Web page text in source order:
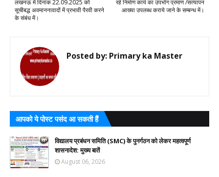
रहे निर्माण कार्य का उपभोग प्रमाण /सत्यापन
आख्या उपलब्ध कराये जाने के सम्बन्ध में।
लखनऊ में दिनांक 22.09.2025 को
सूचीबद्ध अवमाननावादों में प्रभावी पैरवी करने
के संबंध में।
Posted by: Primary ka Master
आपको ये पोस्ट पसंद आ सकती हैं
विद्यालय प्रबंधन समिति (SMC) के पुनर्गठन को लेकर महत्वपूर्ण
शासनादेश: मुख्य बातें
August 06, 2026